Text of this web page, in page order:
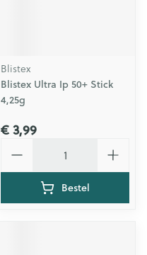
Blistex
Blistex Ultra Ip 50+ Stick
4,25g
€ 3,99
Bestel